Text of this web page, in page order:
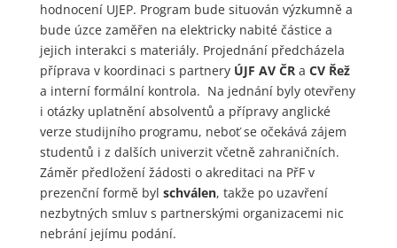
hodnocení UJEP. Program bude situován výzkumně a
bude úzce zaměřen na elektricky nabité částice a
jejich interakci s materiály. Projednání předcházela
příprava v koordinaci s partnery ÚJF AV ČRa CV Řež
a interní formální kontrola. Na jednání byly otevřeny
i otázky uplatnění absolventů a přípravy anglické
verze studijního programu, neboť se očekává zájem
studentů i z dalších univerzit včetně zahraničních.
Záměr předložení žádosti o akreditaci na PřF v
prezenční formě byl schválen, takže po uzavření
nezbytných smluv s partnerskými organizacemi nic
nebrání jejímu podání.